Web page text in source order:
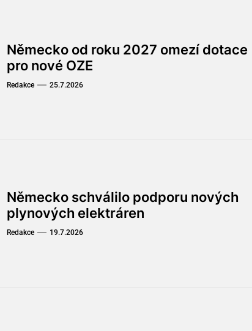
Německo od roku 2027 omezí dotace
pro nové OZE
Redakce 25.7.2026
Německo schválilo podporu nových
plynových elektráren
Redakce 19.7.2026